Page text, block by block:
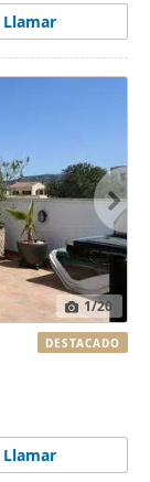
Llamar
1/20
Llamar
DESTACADO